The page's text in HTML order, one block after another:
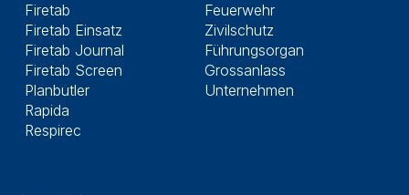
Firetab
Firetab Einsatz
Firetab Journal
Firetab Screen
Planbutler
Rapida
Respirec
Feuerwehr
Zivilschutz
Führungsorgan
Grossanlass
Unternehmen